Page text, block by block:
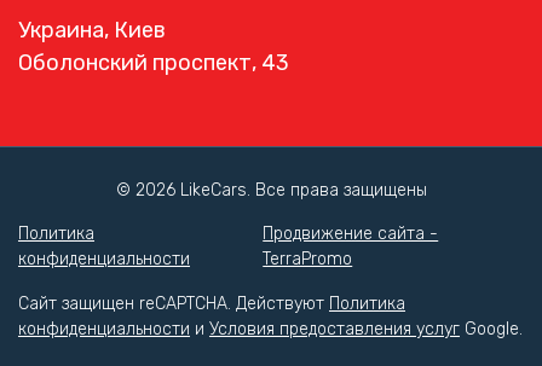
Украина, Киев
Оболонский проспект, 43
© 2026 LikeCars. Все права защищены
Политика
конфиденциальности
Продвижение сайта -
TerraPromo
Сайт защищен reCAPTCHA. Действуют Политика
конфиденциальности и Условия предоставления услуг Google.